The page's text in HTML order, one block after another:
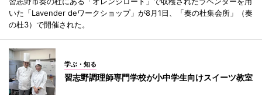
いた「Lavender deワークショップ」が8月1日、「奏の杜集会所」（奏
の杜3）で開催された。
学ぶ・知る
習志野調理師専門学校が小中学生向けスイーツ教室